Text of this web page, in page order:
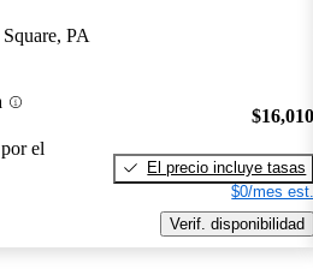
PA
el
$16,010
El precio incluye tasas
$0/mes est.
Verif. disponibilidad